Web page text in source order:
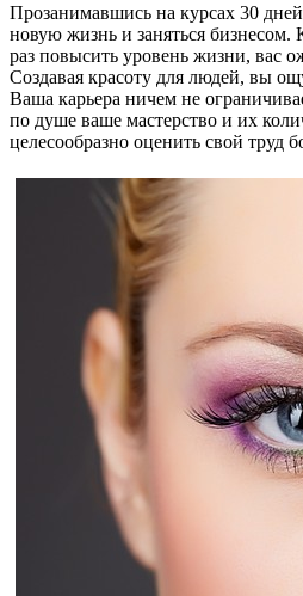
Прозанимавшись на курсах 30
новую жизнь и заняться бизнесом.
раз повысить уровень жизни, вас
Создавая красоту для людей, вы
Ваша карьера ничем не
по душе ваше мастерство и их
целесообразно оценить свой труд